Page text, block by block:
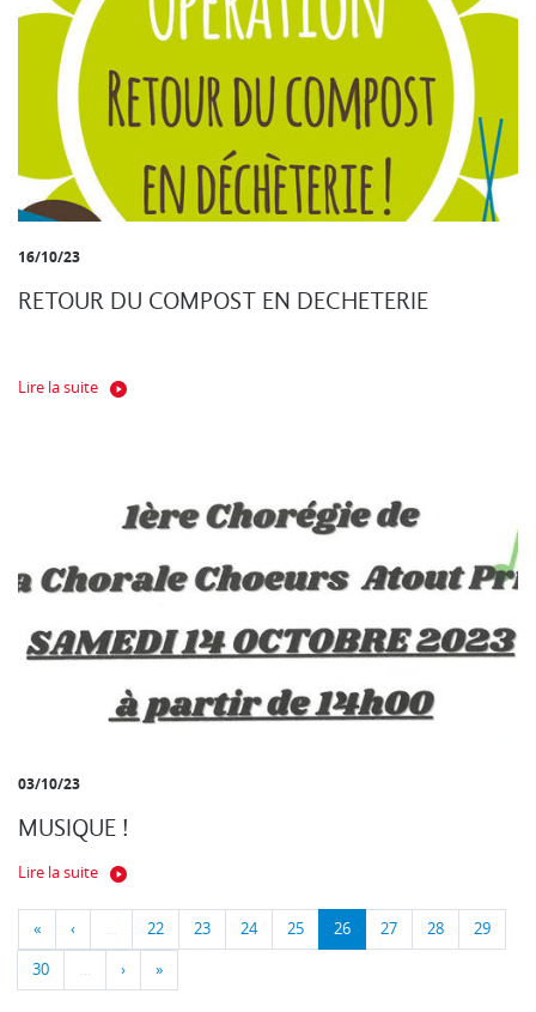
16/10/23
RETOUR DU COMPOST EN DECHETERIE
Lire la suite
03/10/23
MUSIQUE !
Lire la suite
« ‹ … 22 23 24 25 26 27 28 29
30 … › »